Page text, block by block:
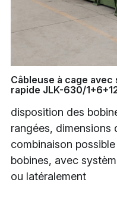
Buncher
Armoring
Strander
Câbleuse à cage
rapide JLK-630/
disposition des
rangées, dimensions
combinaison
bobines, avec
ou latéralement